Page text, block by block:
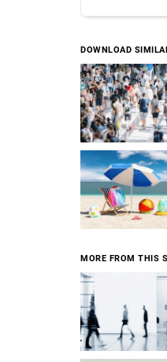
DOWNLOAD
MORE FROM THIS